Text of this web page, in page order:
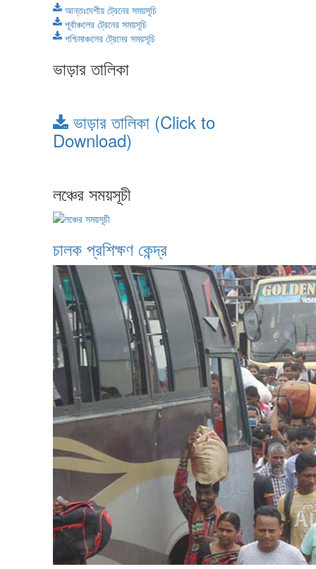
আন্তঃদেশীয় ট্রেনের সময়সূচি
পূর্বাঞ্চলের ট্রেনের সময়সূচি
পশ্চিমাঞ্চলের ট্রেনের সময়সূচি
ভাড়ার তালিকা
ভাড়ার তালিকা (Click to
Download)
লঞ্চের সময়সূচী
চালক প্রশিক্ষণ কেন্দ্র